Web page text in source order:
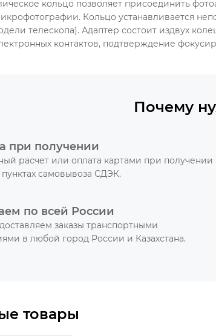
кольцо позволяет присоединить
Кольцо устанавливается
телескопа). Адаптер состоит издвух
контактов, подтверждение
Почему
при получении
расчет или оплата картами при получении
пунктах самовывоза СДЭК.
по всей России
заказы транспортными
в любой город России и Казахстана.
товары